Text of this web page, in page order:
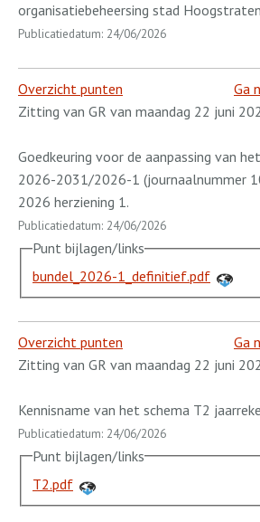
organisatiebeheersing stad
Publicatiedatum: 24/06/2026
Overzicht punten
Ga
Zitting van GR van maandag 22 juni
Goedkeuring voor de aanpassing van
2026-2031/2026-1 (journaalnummer
2026 herziening 1.
Publicatiedatum: 24/06/2026
Punt bijlagen/links
bundel_2026-1_definitief.pdf
Overzicht punten
Ga
Zitting van GR van maandag 22 juni
Kennisname van het schema T2
Publicatiedatum: 24/06/2026
Punt bijlagen/links
T2.pdf